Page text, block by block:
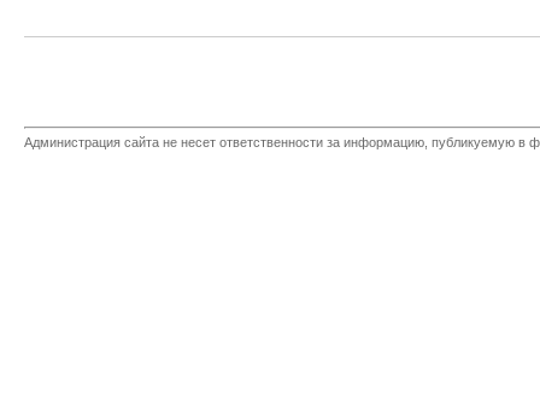
Администрация сайта не несет ответственности за информацию, публикуемую